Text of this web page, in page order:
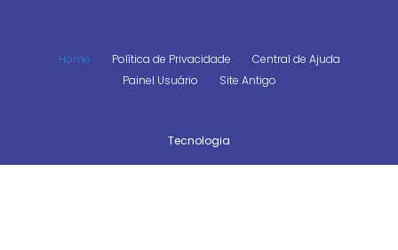
Home Política de Privacidade
Central de Ajuda
Painel Usuário
Site Antigo
Tecnologia